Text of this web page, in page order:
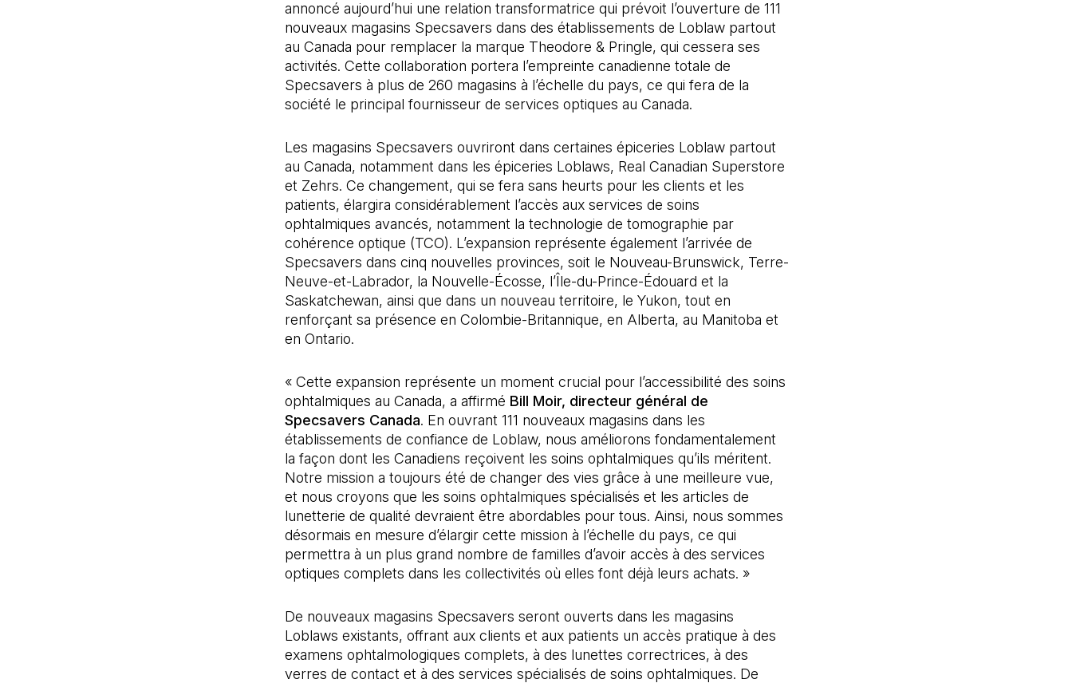
annoncé aujourd’hui une relation transformatrice qui prévoit l’ouverture de 111
nouveaux magasins Specsavers dans des établissements de Loblaw partout
au Canada pour remplacer la marque Theodore & Pringle, qui cessera ses
activités. Cette collaboration portera l’empreinte canadienne totale de
Specsavers à plus de 260 magasins à l’échelle du pays, ce qui fera de la
société le principal fournisseur de services optiques au Canada.
Les magasins Specsavers ouvriront dans certaines épiceries Loblaw partout
au Canada, notamment dans les épiceries Loblaws, Real Canadian Superstore
et Zehrs. Ce changement, qui se fera sans heurts pour les clients et les
patients, élargira considérablement l’accès aux services de soins
ophtalmiques avancés, notamment la technologie de tomographie par
cohérence optique (TCO). L’expansion représente également l’arrivée de
Specsavers dans cinq nouvelles provinces, soit le Nouveau-Brunswick, Terre-
Neuve-et-Labrador, la Nouvelle-Écosse, l’Île-du-Prince-Édouard et la
Saskatchewan, ainsi que dans un nouveau territoire, le Yukon, tout en
renforçant sa présence en Colombie-Britannique, en Alberta, au Manitoba et
en Ontario.
« Cette expansion représente un moment crucial pour l’accessibilité des soins
ophtalmiques au Canada, a affirmé Bill Moir, directeur général de
Specsavers Canada. En ouvrant 111 nouveaux magasins dans les
établissements de confiance de Loblaw, nous améliorons fondamentalement
la façon dont les Canadiens reçoivent les soins ophtalmiques qu’ils méritent.
Notre mission a toujours été de changer des vies grâce à une meilleure vue,
et nous croyons que les soins ophtalmiques spécialisés et les articles de
lunetterie de qualité devraient être abordables pour tous. Ainsi, nous sommes
désormais en mesure d’élargir cette mission à l’échelle du pays, ce qui
permettra à un plus grand nombre de familles d’avoir accès à des services
optiques complets dans les collectivités où elles font déjà leurs achats. »
De nouveaux magasins Specsavers seront ouverts dans les magasins
Loblaws existants, offrant aux clients et aux patients un accès pratique à des
examens ophtalmologiques complets, à des lunettes correctrices, à des
verres de contact et à des services spécialisés de soins ophtalmiques. De